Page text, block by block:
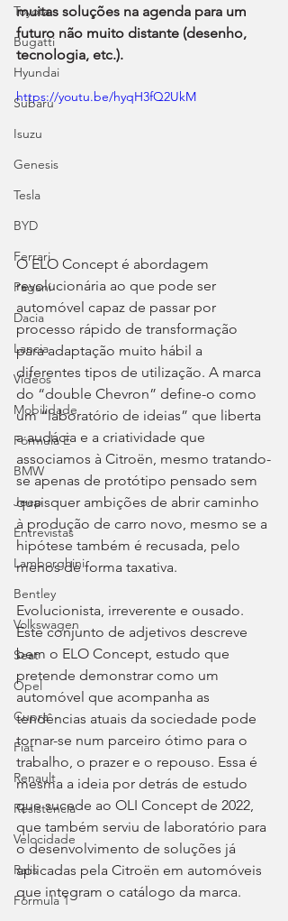
Toyota
Bugatti
Hyundai
Subaru
Isuzu
Genesis
Tesla
BYD
Ferrari
Pagani
Dacia
Lancia
Videos
Mobilidade
Fórmula E
BMW
Jeep
Entrevistas
Lamborghini
Bentley
Volkswagen
Seat
Opel
Cupra
Fiat
Renault
Resistência
Velocidade
Ralis
Fórmula 1
muitas soluções na agenda para um
futuro não muito distante (desenho,
tecnologia, etc.).
https://youtu.be/hyqH3fQ2UkM
O ELO Concept é abordagem
revolucionária ao que pode ser
automóvel capaz de passar por
processo rápido de transformação
para adaptação muito hábil a
diferentes tipos de utilização. A marca
do “double Chevron” define-o como
um “laboratório de ideias” que liberta
a audácia e a criatividade que
associamos à Citroën, mesmo tratando-
se apenas de protótipo pensado sem
quaisquer ambições de abrir caminho
à produção de carro novo, mesmo se a
hipótese também é recusada, pelo
menos de forma taxativa.
Evolucionista, irreverente e ousado.
Este conjunto de adjetivos descreve
bem o ELO Concept, estudo que
pretende demonstrar como um
automóvel que acompanha as
tendências atuais da sociedade pode
tornar-se num parceiro ótimo para o
trabalho, o prazer e o repouso. Essa é
mesma a ideia por detrás de estudo
que sucede ao OLI Concept de 2022,
que também serviu de laboratório para
o desenvolvimento de soluções já
aplicadas pela Citroën em automóveis
que integram o catálogo da marca.